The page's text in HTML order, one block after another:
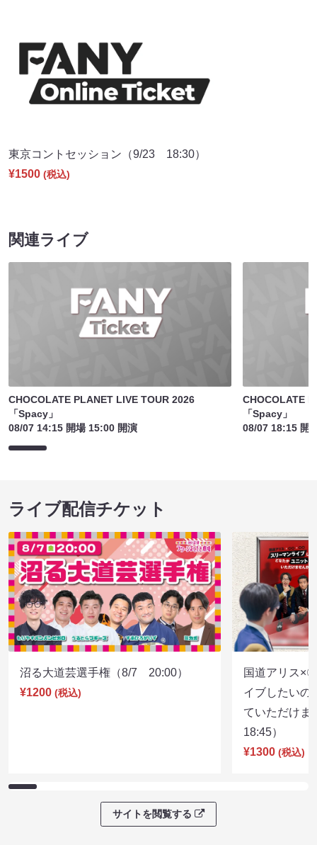
東京コントセッション（9/23 18:30）
¥1500 (税込)
関連ライブ
CHOCOLATE PLANET LIVE TOUR 2026
「Spacy」
08/07 14:15 開場 15:00 開演
CHOCOLATE
「Spacy」
08/07 18:15 開
ライブ配信チケット
沼る大道芸選手権（8/7 20:00）
¥1200 (税込)
国道アリス×
イブしたいの
ていただけ
18:45）
¥1300 (税込)
サイトを閲覧する